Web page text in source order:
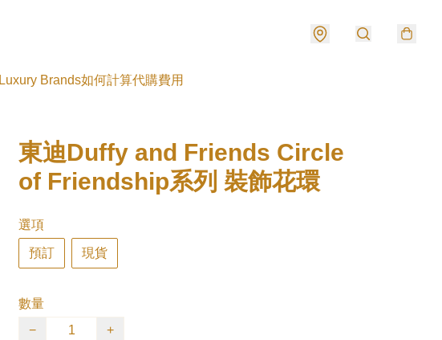
Luxury Brands如何計算代購費用
東迪Duffy and Friends Circle
of Friendship系列 裝飾花環
選項
預訂 現貨
數量
−
+